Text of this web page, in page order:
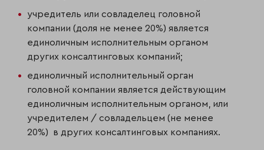
учредитель или совладелец головной
компании (доля не менее 20%) является
единоличным исполнительным органом
других консалтинговых компаний;
единоличный исполнительный орган
головной компании является действующим
единоличным исполнительным органом, или
учредителем / совладельцем (не менее
20%) в других консалтинговых компаниях.